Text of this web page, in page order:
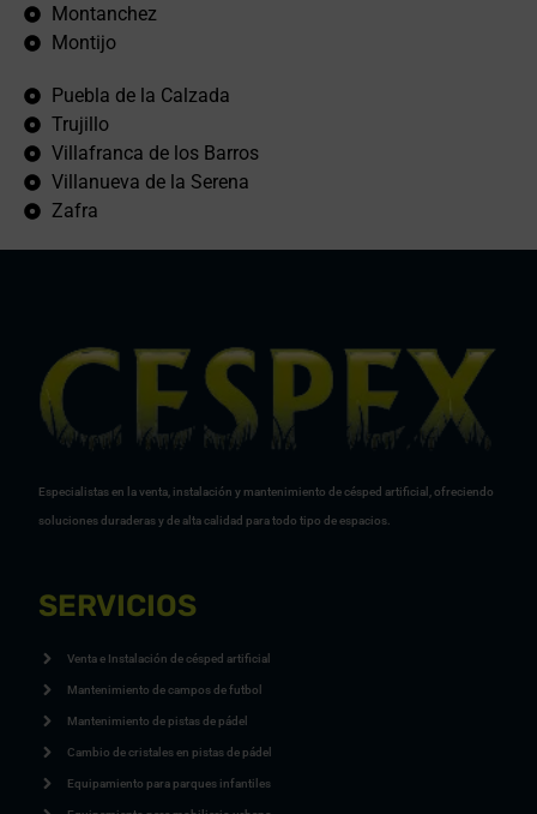
Montanchez
Montijo
Puebla de la Calzada
Trujillo
Villafranca de los Barros
Villanueva de la Serena
Zafra
Especialistas en la venta, instalación y mantenimiento de césped artificial, ofreciendo
soluciones duraderas y de alta calidad para todo tipo de espacios.
SERVICIOS
Venta e Instalación de césped artificial
Mantenimiento de campos de futbol
Mantenimiento de pistas de pádel
Cambio de cristales en pistas de pádel
Equipamiento para parques infantiles